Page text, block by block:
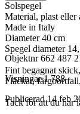
Solspegel
Material, plast eller
Made in Italy
Diameter 40 cm
Spegel diameter
Fint begagnat
Fläckar,
Tack för att du har
Objektnr 662 487
Visningar 1 788
Publicerad 14 feb